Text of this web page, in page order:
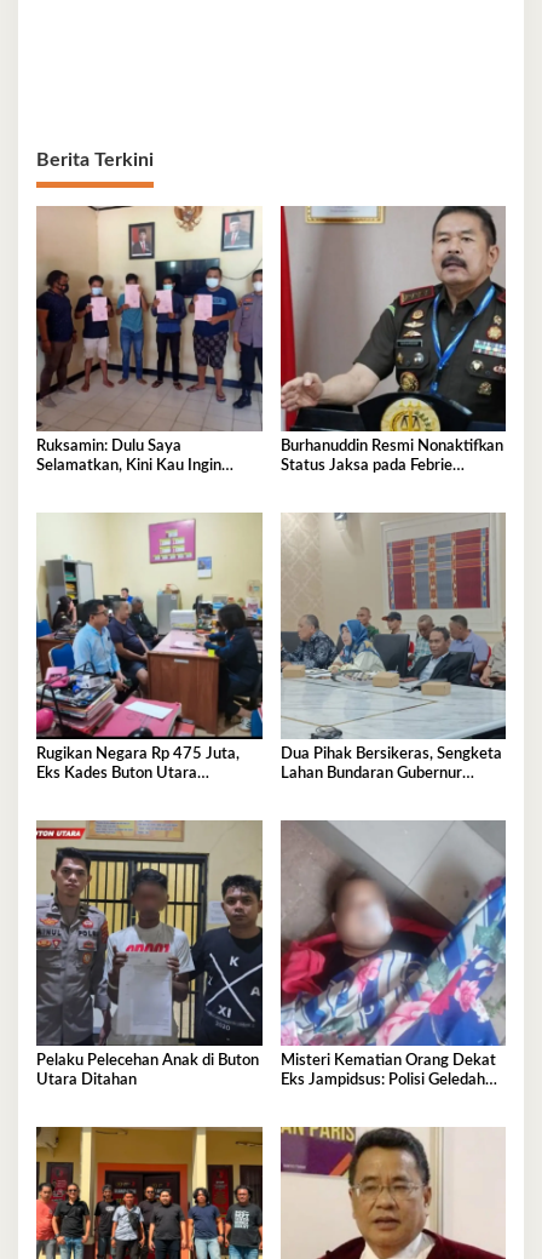
Berita Terkini
Ruksamin: Dulu Saya
Selamatkan, Kini Kau Ingin
Burhanuddin Resmi Nonaktifkan
Status Jaksa pada Febrie
Rugikan Negara Rp 475 Juta,
Eks Kades Buton Utara
Dua Pihak Bersikeras, Sengketa
Lahan Bundaran Gubernur
Pelaku Pelecehan Anak di Buton
Utara Ditahan
Misteri Kematian Orang Dekat
Eks Jampidsus: Polisi Geledah